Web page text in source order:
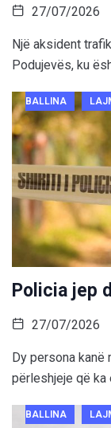
27/07/2026
Një aksident
Podujevës, ku
BALLINA
Policia jep
27/07/2026
Dy persona
përleshjeje që ka
BALLINA